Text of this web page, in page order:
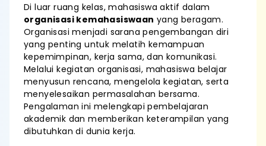
Di luar ruang kelas, mahasiswa aktif dalam
organisasi kemahasiswaan yang beragam.
Organisasi menjadi sarana pengembangan diri
yang penting untuk melatih kemampuan
kepemimpinan, kerja sama, dan komunikasi.
Melalui kegiatan organisasi, mahasiswa belajar
menyusun rencana, mengelola kegiatan, serta
menyelesaikan permasalahan bersama.
Pengalaman ini melengkapi pembelajaran
akademik dan memberikan keterampilan yang
dibutuhkan di dunia kerja.